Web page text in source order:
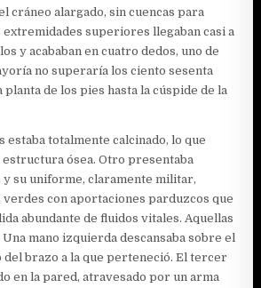
cráneo alargado, sin cuencas para
superiores llegaban casi a
y acababan en cuatro dedos, uno de
no superaría los ciento sesenta
de los pies hasta la cúspide de la
estaba totalmente calcinado, lo que
ósea. Otro presentaba
su uniforme, claramente militar,
verdes con aportaciones parduzcos que
abundante de fluidos vitales. Aquellas
mano izquierda descansaba sobre el
del brazo a la que perteneció. El tercer
en la pared, atravesado por un arma